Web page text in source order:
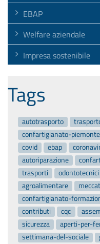
EBAP
Welfare aziendale
Impresa sostenibile
Tags
autotrasporto
confartigianato-
covid
ebap
autoriparazione
trasporti
odontotecnici
agroalimentare
confartigianato-
contributi
cqc
sicurezza
aperti-per-
settimana-del-sociale